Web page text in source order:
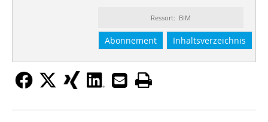
Ressort: BIM
Abonnement Inhaltsverzeichnis